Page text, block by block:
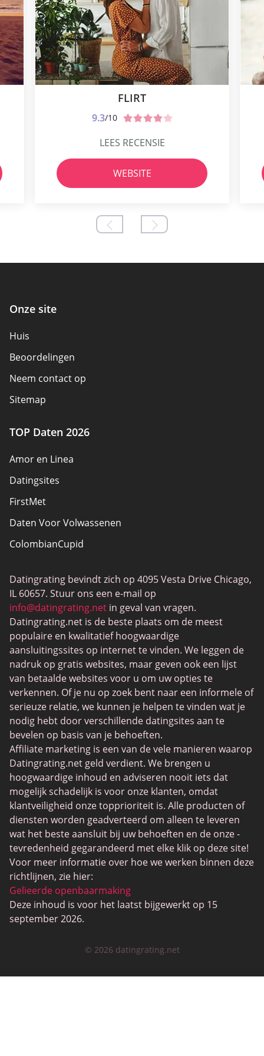
FLIRT
9.3/10
LEES RECENSIE
WEBSITE
Onze site
Huis
Beoordelingen
Neem contact op
Sitemap
TOP Daten 2026
Amor en Linea
Datingsites
FirstMet
Daten Voor Volwassenen
ColombianCupid
MeetMindful
BDSM Dating
BBPeopleMeet
Sugar Daddy-sites
JPeopleMeet
Trans Daten
Senior Datingsites
MijnLOL
Gay Dating
Lesbische Dating
Black Dating Sites
SugarDaddyMeet
LatinAmericanCupid
CatholicMatch
Datingrating bevindt zich op 4095 Vesta Drive Chicago,
IL 60657. Stuur ons een e-mail op
info@datingrating.net in geval van vragen.
Datingrating.net is de beste plaats om de meest
populaire en kwalitatief hoogwaardige
aansluitingssites op internet te vinden. We leggen de
nadruk op gratis websites, maar geven ook een lijst
van betaalde websites voor u om uw opties te
verkennen. Of je nu op zoek bent naar een informele of
serieuze relatie, we kunnen je helpen te vinden wat je
nodig hebt door verschillende datingsites aan te
bevelen op basis van je behoeften.
Affiliate marketing is een van de vele manieren waarop
Datingrating.net geld verdient. We brengen u
hoogwaardige inhoud en adviseren nooit iets dat
mogelijk schadelijk is voor onze klanten, omdat
klantveiligheid onze topprioriteit is. Alle producten of
diensten worden geadverteerd om alleen te leveren
wat het beste aansluit bij uw behoeften en de onze -
tevredenheid gegarandeerd met elke klik op deze site!
Voor meer informatie over hoe we werken binnen deze
richtlijnen, zie hier:
Gelieerde openbaarmaking
Deze inhoud is voor het laatst bijgewerkt op 15
september 2026.
© 2026 datingrating.net